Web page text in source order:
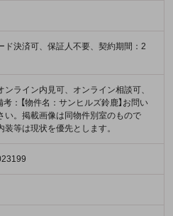
ド決済可、保証人不要、契約期間：2
ンライン内見可、オンライン相談可、
考：【物件名：サンヒルズ鈴鹿】お問い
い。掲載画像は同物件別室のもので
装等は現状を優先とします。